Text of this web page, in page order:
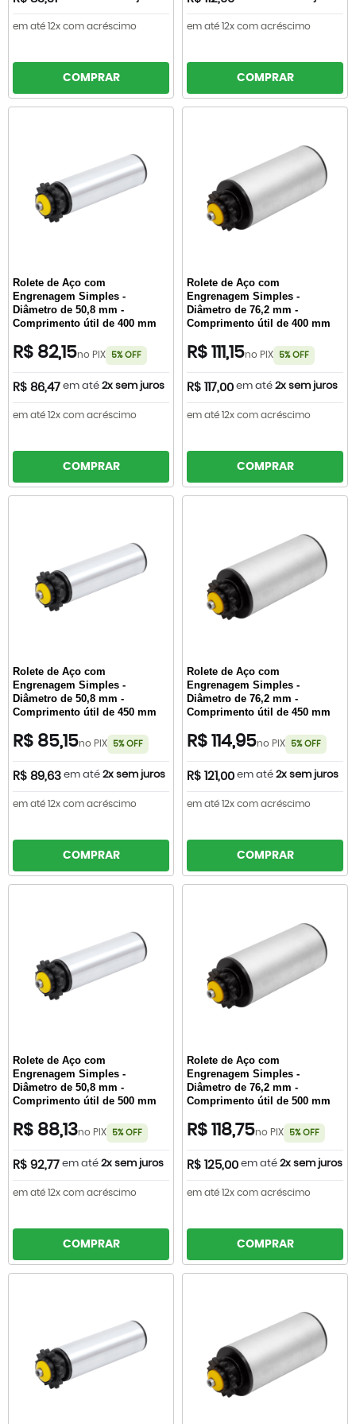
em até 12x com acréscimo
COMPRAR
em até 12x com acréscimo
COMPRAR
Rolete de Aço com
Engrenagem Simples -
Diâmetro de 50,8 mm -
Comprimento útil de 400 mm
R$ 82,15no PIX 5% OFF
R$ 86,47 em até 2x sem juros
em até 12x com acréscimo
COMPRAR
Rolete de Aço com
Engrenagem Simples -
Diâmetro de 76,2 mm -
Comprimento útil de 400 mm
R$ 111,15no PIX 5% OFF
R$ 117,00 em até 2x sem juros
em até 12x com acréscimo
COMPRAR
Rolete de Aço com
Engrenagem Simples -
Diâmetro de 50,8 mm -
Comprimento útil de 450 mm
R$ 85,15no PIX 5% OFF
R$ 89,63 em até 2x sem juros
em até 12x com acréscimo
COMPRAR
Rolete de Aço com
Engrenagem Simples -
Diâmetro de 76,2 mm -
Comprimento útil de 450 mm
R$ 114,95no PIX 5% OFF
R$ 121,00 em até 2x sem juros
em até 12x com acréscimo
COMPRAR
Rolete de Aço com
Engrenagem Simples -
Diâmetro de 50,8 mm -
Comprimento útil de 500 mm
R$ 88,13no PIX 5% OFF
R$ 92,77 em até 2x sem juros
em até 12x com acréscimo
COMPRAR
Rolete de Aço com
Engrenagem Simples -
Diâmetro de 76,2 mm -
Comprimento útil de 500 mm
R$ 118,75no PIX 5% OFF
R$ 125,00 em até 2x sem juros
em até 12x com acréscimo
COMPRAR